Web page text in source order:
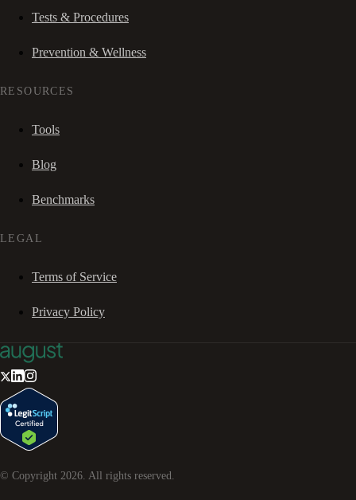
Tests & Procedures
Prevention & Wellness
RESOURCES
Tools
Blog
Benchmarks
LEGAL
Terms of Service
Privacy Policy
© Copyright 2026 . All rights reserved.